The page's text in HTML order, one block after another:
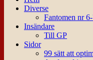
Diverse
Fantomen nr
Insändare
Till GP
Sidor
99 sätt att